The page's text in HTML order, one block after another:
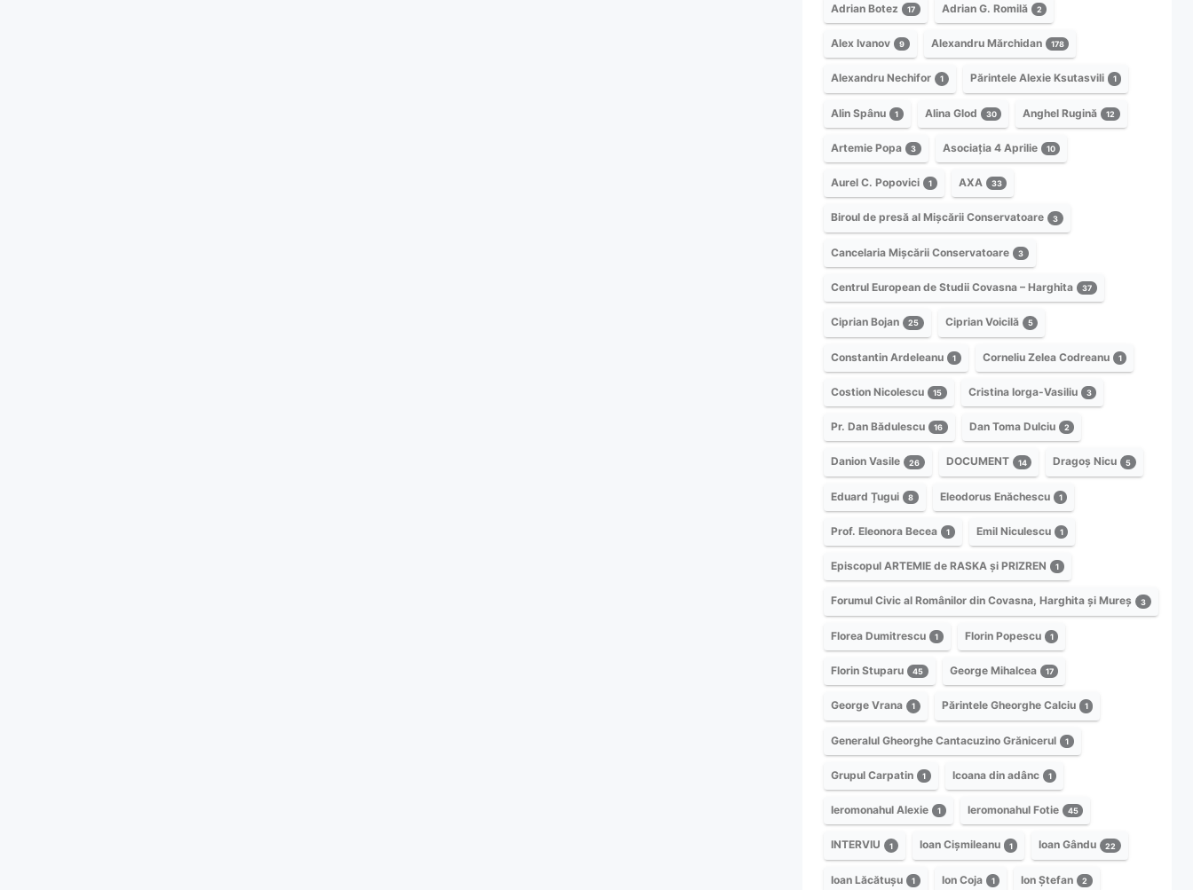
Adrian Botez 17 Adrian G. Romilă 2
Alex Ivanov 9 Alexandru Mărchidan 178
Alexandru Nechifor 1 Părintele Alexie Ksutasvili 1
Alin Spânu 1 Alina Glod 30 Anghel Rugină 12
Artemie Popa 3 Asociația 4 Aprilie 10
Aurel C. Popovici 1 AXA 33
Biroul de presă al Mișcării Conservatoare 3
Cancelaria Mișcării Conservatoare 3
Centrul European de Studii Covasna – Harghita 37
Ciprian Bojan 25 Ciprian Voicilă 5
Constantin Ardeleanu 1 Corneliu Zelea Codreanu 1
Costion Nicolescu 15 Cristina Iorga-Vasiliu 3
Pr. Dan Bădulescu 16 Dan Toma Dulciu 2
Danion Vasile 26 DOCUMENT 14 Dragoș Nicu 5
Eduard Țugui 8 Eleodorus Enăchescu 1
Prof. Eleonora Becea 1 Emil Niculescu 1
Episcopul ARTEMIE de RASKA și PRIZREN 1
Forumul Civic al Românilor din Covasna, Harghita și Mureș 3
Florea Dumitrescu 1 Florin Popescu 1
Florin Stuparu 45 George Mihalcea 17
George Vrana 1 Părintele Gheorghe Calciu 1
Generalul Gheorghe Cantacuzino Grănicerul 1
Grupul Carpatin 1 Icoana din adânc 1
Ieromonahul Alexie 1 Ieromonahul Fotie 45
INTERVIU 1 Ioan Cișmileanu 1 Ioan Gându 22
Ioan Lăcătușu 1 Ion Coja 1 Ion Ștefan 2